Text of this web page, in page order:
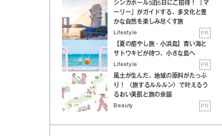
シンガポール3泊5日にご招待！ 「マ
ーリー」がガイドする、多文化と豊
かな自然を楽しみ尽くす旅
Lifestyle PR
【夏の癒やし旅・小浜島】青い海と
サトウキビが待つ、小さな島へ
Lifestyle PR
風土が生んだ、地域の原料がたっぷ
り！ 〈旅するルルルン〉で叶えるう
るおい美肌と旅の余韻
Beauty PR